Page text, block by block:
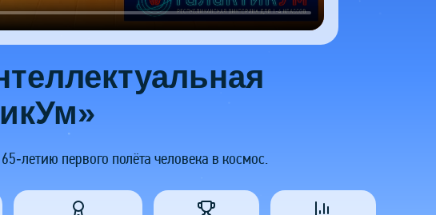
первого полёта человека в космос.